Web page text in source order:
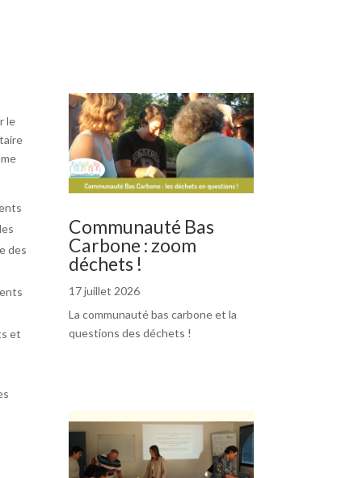
le
des
et
Communauté Bas
Carbone : zoom
déchets !
17 juillet 2026
La communauté bas carbone et la
questions des déchets !